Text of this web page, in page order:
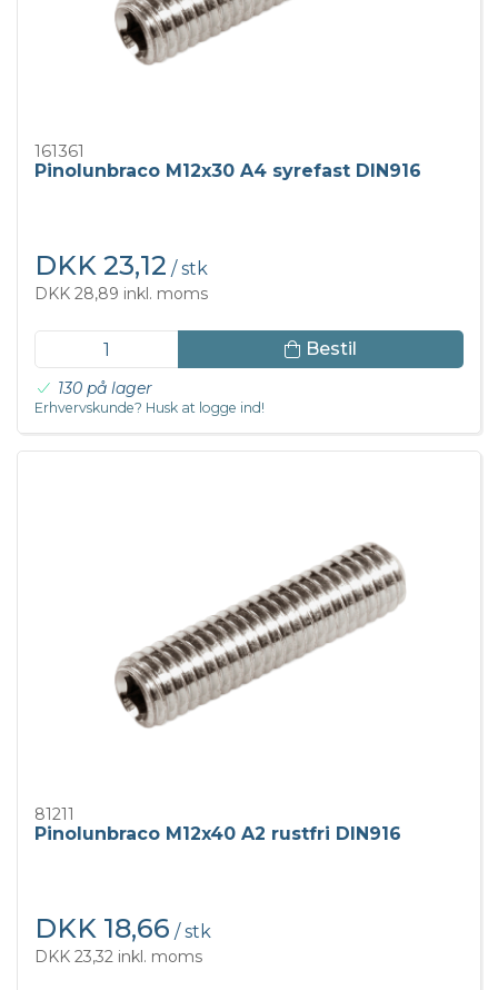
161361
Pinolunbraco M12x30 A4 syrefast DIN916
DKK 23,12 / stk
DKK 28,89 inkl. moms
Bestil
130 på lager
Erhvervskunde? Husk at logge ind!
81211
Pinolunbraco M12x40 A2 rustfri DIN916
DKK 18,66 / stk
DKK 23,32 inkl. moms